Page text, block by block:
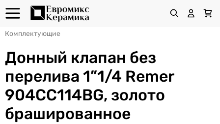
Комплектующие
Донный клапан без
перелива 1”1/4 Remer
904CC114BG, золото
брашированное